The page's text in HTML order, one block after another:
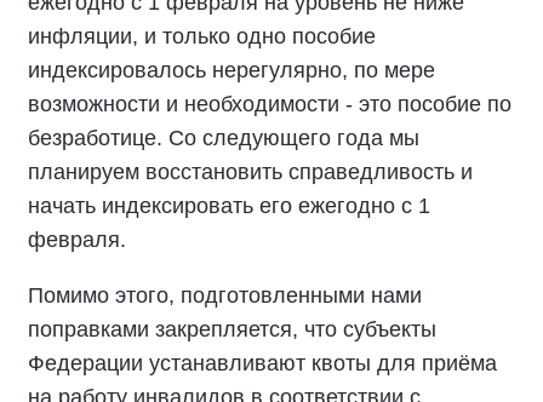
инфляции, и только одно пособие
индексировалось нерегулярно, по мере
возможности и необходимости - это пособие по
безработице. Со следующего года мы
планируем восстановить справедливость и
начать индексировать его ежегодно с 1
февраля.
Помимо этого, подготовленными нами
поправками закрепляется, что субъекты
Федерации устанавливают квоты для приёма
на работу инвалидов в соответствии с